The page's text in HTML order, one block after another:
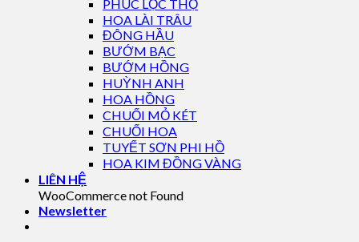
PHÚC LỘC THỌ
HOA LÀI TRÂU
ĐÔNG HẦU
BƯỚM BẠC
BƯỚM HỒNG
HUỲNH ANH
HOA HỒNG
CHUỐI MỎ KÉT
CHUỐI HOA
TUYẾT SƠN PHI HỒ
HOA KIM ĐỒNG VÀNG
LIÊN HỆ
WooCommerce not Found
Newsletter